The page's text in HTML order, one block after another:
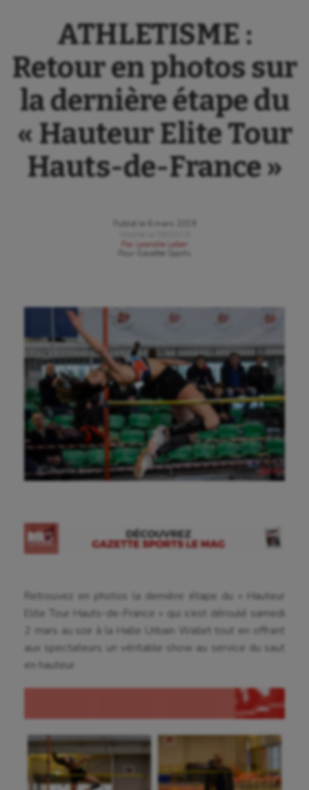
ATHLETISME :
Retour en photos sur
la dernière étape du
« Hauteur Elite Tour
Hauts-de-France »
Publié le
6 mars 2019
Par
Leandre Leber
Gazette Sports
Ⓒ Gazette Sports
Retrouvez en photos la dernière étape du « Hauteur
Elite Tour Hauts-de-France » qui s’est déroulé samedi
2 mars au soir à la Halle Urbain Wallet tout en offrant
aux spectateurs un véritable show au service du saut
en hauteur.